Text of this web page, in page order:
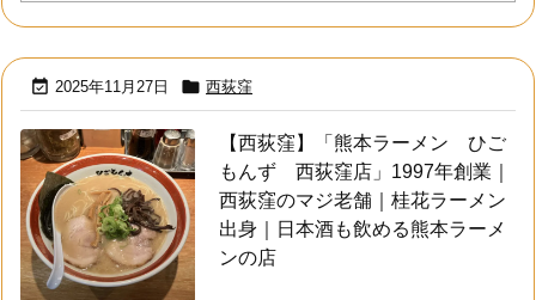
 2025年11月27日  西荻窪
【西荻窪】「熊本ラーメン ひご
もんず 西荻窪店」1997年創業｜
西荻窪のマジ老舗｜桂花ラーメン
出身｜日本酒も飲める熊本ラーメ
ンの店